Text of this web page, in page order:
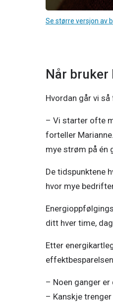
Se større versjon av
Når
Hvordan går vi
– Vi starter ofte
forteller
mye strøm på én
De tidspunktene
hvor mye
ditt hver time,
Etter
– Noen ganger
– Kanskje